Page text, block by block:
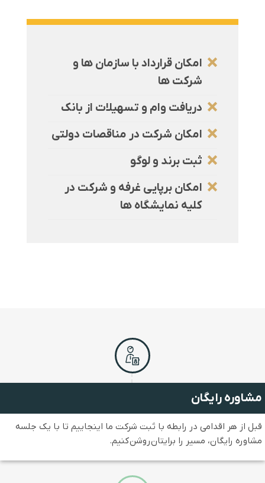
امکان قرارداد با سازمان ها و
شرکت ها
دریافت وام و تسهیلات از بانک
امکان شرکت در مناقصات دولتی
ثبت برند و لوگو
امکان برپایی غرفه و شرکت در
کلیه نمایشگاه ها
رایگان
از هر اقدامی در رابطه با ثبت شرکت ما اینجاییم تا با یک جلسه
رایگان، مسیر را برایتان روشن کنیم.